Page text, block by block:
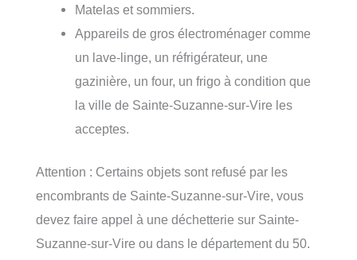
Matelas et sommiers.
Appareils de gros électroménager comme
un lave-linge, un réfrigérateur, une
gazinière, un four, un frigo à condition que
la ville de Sainte-Suzanne-sur-Vire les
acceptes.
Attention : Certains objets sont refusé par les
encombrants de Sainte-Suzanne-sur-Vire, vous
devez faire appel à une déchetterie sur Sainte-
Suzanne-sur-Vire ou dans le département du 50.